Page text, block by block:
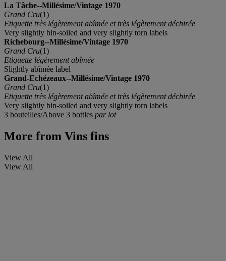
La Tâche--Millésime/Vintage 1970
Grand Cru(1)
Etiquette très légèrement abîmée et très légèrement déchirée
Very slightly bin-soiled and very slightly torn labels
Richebourg--Millésime/Vintage 1970
Grand Cru(1)
Etiquette légèrement abîmée
Slightly abîmée label
Grand-Echézeaux--Millésime/Vintage 1970
Grand Cru(1)
Etiquette très légèrement abîmée et très légèrement déchirée
Very slightly bin-soiled and very slightly torn labels
3 bouteilles/Above 3 bottles par lot
More from Vins fins
View All
View All